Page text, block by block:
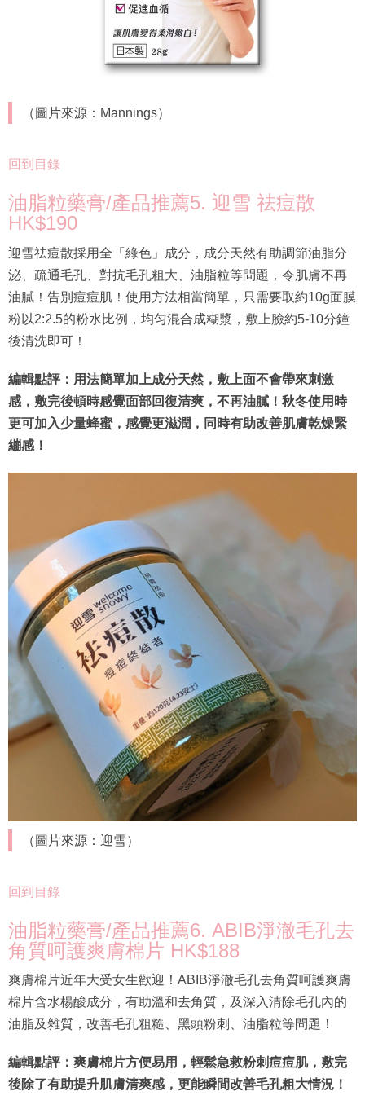
（圖片來源：Mannings）
回到目錄
油脂粒藥膏/產品推薦5. 迎雪 祛痘散
HK$190
迎雪祛痘散採用全「綠色」成分，成分天然有助調節油脂分
泌、疏通毛孔、對抗毛孔粗大、油脂粒等問題，令肌膚不再
油膩！告別痘痘肌！使用方法相當簡單，只需要取約10g面膜
粉以2:2.5的粉水比例，均匀混合成糊漿，敷上臉約5-10分鐘
後清洗即可！
編輯點評：用法簡單加上成分天然，敷上面不會帶來刺激
感，敷完後頓時感覺面部回復清爽，不再油膩！秋冬使用時
更可加入少量蜂蜜，感覺更滋潤，同時有助改善肌膚乾燥緊
繃感！
（圖片來源：迎雪）
回到目錄
油脂粒藥膏/產品推薦6. ABIB淨澈毛孔去
角質呵護爽膚棉片 HK$188
爽膚棉片近年大受女生歡迎！ABIB淨澈毛孔去角質呵護爽膚
棉片含水楊酸成分，有助溫和去角質，及深入清除毛孔內的
油脂及雜質，改善毛孔粗糙、黑頭粉刺、油脂粒等問題！
編輯點評：爽膚棉片方便易用，輕鬆急救粉刺痘痘肌，敷完
後除了有助提升肌膚清爽感，更能瞬間改善毛孔粗大情況！